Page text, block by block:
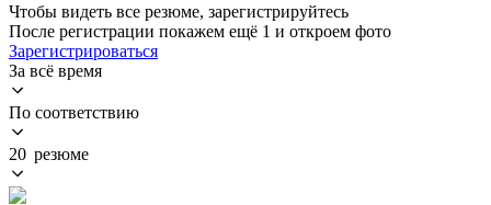
Чтобы видеть все резюме, зарегистрируйтесь
После регистрации покажем ещё 1 и откроем фото
Зарегистрироваться
За всё время
По соответствию
20 резюме